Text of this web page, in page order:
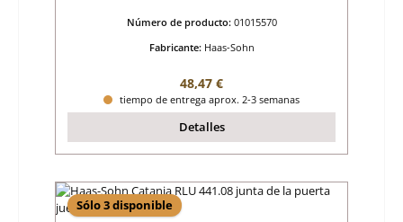
Número de producto: 01015570
Fabricante: Haas-Sohn
Precio normal:
48,47 €
tiempo de entrega aprox. 2-3 semanas
Detalles
Sólo 3 disponible